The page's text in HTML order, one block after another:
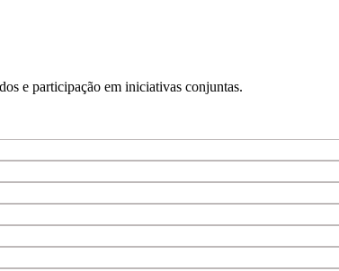
e participação em iniciativas conjuntas.